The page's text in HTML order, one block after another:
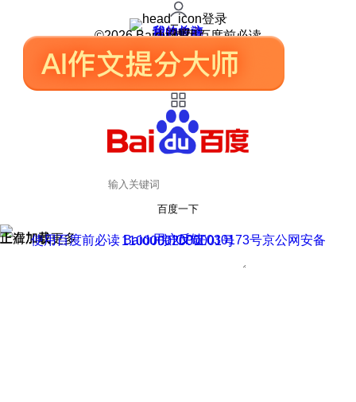
登录
我的关注
我的收藏
皮肤中心
用户反馈
设置
©2026 Baidu 使用百度前必读
百度一下
正在加载
上滑加载更多 用户反馈
使用百度前必读 Baidu 京ICP证030173号
京公网安备11000002000001号